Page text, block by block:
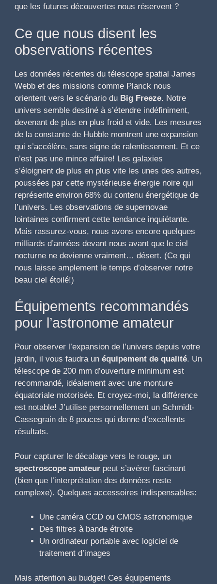
que les futures découvertes nous réservent ?
Ce que nous disent les
observations récentes
Les données récentes du télescope spatial James
Webb et des missions comme Planck nous
orientent vers le scénario du Big Freeze. Notre
univers semble destiné à s’étendre indéfiniment,
devenant de plus en plus froid et vide. Les mesures
de la constante de Hubble montrent une expansion
qui s’accélère, sans signe de ralentissement. Et ce
n’est pas une mince affaire! Les galaxies
s’éloignent de plus en plus vite les unes des autres,
poussées par cette mystérieuse énergie noire qui
représente environ 68% du contenu énergétique de
l’univers. Les observations de supernovae
lointaines confirment cette tendance inquiétante.
Mais rassurez-vous, nous avons encore quelques
milliards d’années devant nous avant que le ciel
nocturne ne devienne vraiment… désert. (Ce qui
nous laisse amplement le temps d’observer notre
beau ciel étoilé!)
Équipements recommandés
pour l’astronome amateur
Pour observer l’expansion de l’univers depuis votre
jardin, il vous faudra un équipement de qualité. Un
télescope de 200 mm d’ouverture minimum est
recommandé, idéalement avec une monture
équatoriale motorisée. Et croyez-moi, la différence
est notable! J’utilise personnellement un Schmidt-
Cassegrain de 8 pouces qui donne d’excellents
résultats.
Pour capturer le décalage vers le rouge, un
spectroscope amateur peut s’avérer fascinant
(bien que l’interprétation des données reste
complexe). Quelques accessoires indispensables:
Une caméra CCD ou CMOS astronomique
Des filtres à bande étroite
Un ordinateur portable avec logiciel de
traitement d’images
Mais attention au budget! Ces équipements